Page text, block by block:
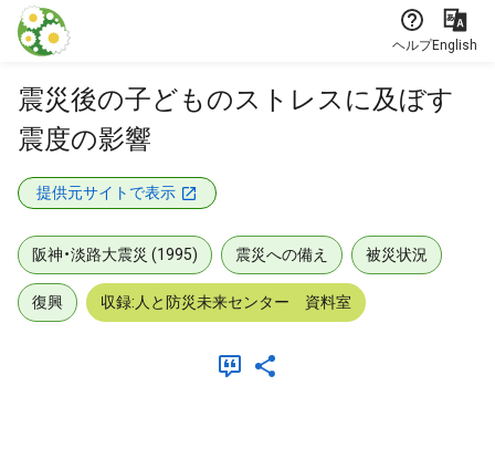
本文に飛ぶ
ヘルプEnglish
震災後の子どものストレスに及ぼす
震度の影響
提供元サイトで表示
阪神・淡路大震災 (1995) 震災への備え 被災状況
復興 収録:人と防災未来センター 資料室